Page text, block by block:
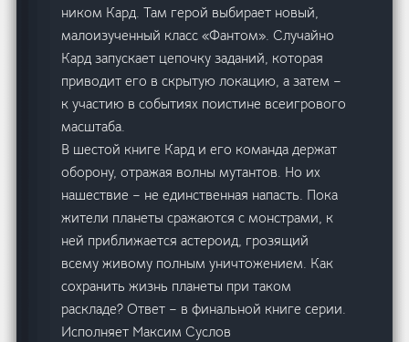
ником Кард. Там герой выбирает новый,
малоизученный класс «Фантом». Случайно
Кард запускает цепочку заданий, которая
приводит его в скрытую локацию, а затем –
к участию в событиях поистине всеигрового
масштаба.
В шестой книге Кард и его команда держат
оборону, отражая волны мутантов. Но их
нашествие – не единственная напасть. Пока
жители планеты сражаются с монстрами, к
ней приближается астероид, грозящий
всему живому полным уничтожением. Как
сохранить жизнь планеты при таком
раскладе? Ответ – в финальной книге серии.
Исполняет Максим Суслов